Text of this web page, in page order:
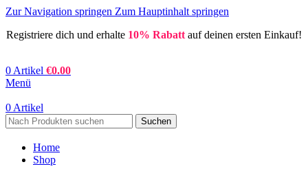
Zur Navigation springen Zum Hauptinhalt springen
Registriere dich und erhalte 10% Rabatt auf deinen ersten Einkauf!
0 Artikel €0.00
Menü
0 Artikel
Suchen
Home
Shop